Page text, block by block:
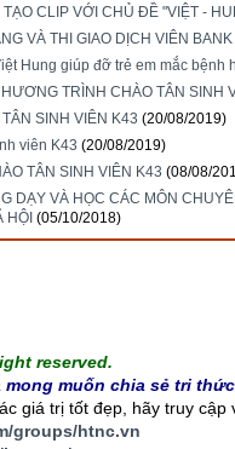
CLIP VỚI CHỦ ĐỀ "VIỆT -
VÀ THI GIAO DỊCH VIÊN
Hung giúp đỡ trẻ em mắc bệnh
TRÌNH CHÀO TÂN SINH
SINH VIÊN K43 (20/08/2019)
viên K43 (20/08/2019)
TÂN SINH VIÊN K43 (08/08/
DẠY VÀ HỌC CÁC MÔN
HỘI (05/10/2018)
reserved.
muốn chia sẻ tri thức
giá trị tốt đẹp, hãy truy cập
groups/htnc.vn